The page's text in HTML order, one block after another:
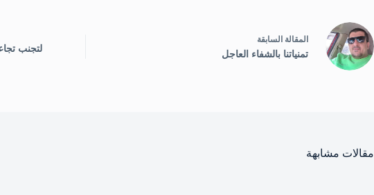
المقالة السابقة
تمنياتنا بالشفاء العاجل
لتجنب
مقالات مشابهة